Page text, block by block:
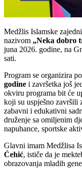
Medžlis Islamske
nazivom „Neka dobro
juna 2026. godine, na
sati.
Program se organizira
godine i završetka još
okviru programa bit će
koji su uspješno završili
zabavni i edukativni
druženje sa omiljenim
napuhance, sportske
Glavni imam Medžlisa
Ćehić, ističe da je
obrazovanja mladih